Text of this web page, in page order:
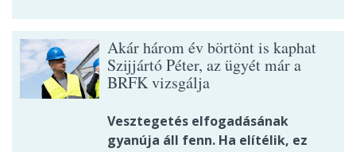
Akár három év börtönt is kaphat
Szijjártó Péter, az ügyét már a
BRFK vizsgálja
Vesztegetés elfogadásának
gyanúja áll fenn. Ha elítélik, ez